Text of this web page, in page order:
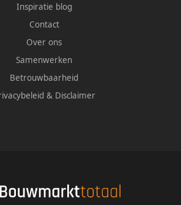
Inspiratie blog
Contact
Over ons
Samenwerken
Betrouwbaarheid
& Disclaimer